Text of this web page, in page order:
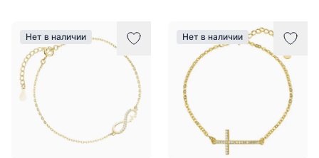
Нет в наличии Нет в наличии